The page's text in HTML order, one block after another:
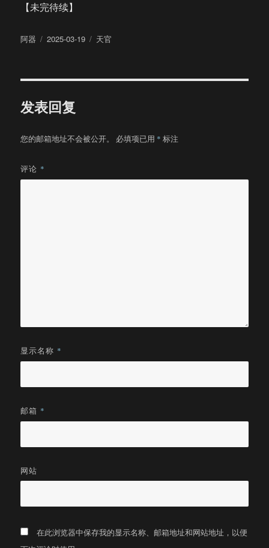
【未完待续】
作
阿器
发
2025-03-19
分
天官
发表回复
您的邮箱地址不会被公开。 必填项已用 * 标注
评论 *
显示名称 *
邮箱 *
网站
在此浏览器中保存我的显示名称、邮箱地址和网站地址，以便